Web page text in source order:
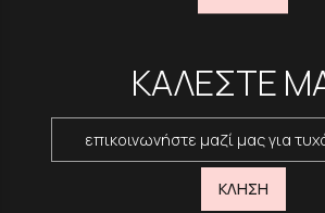
ΚΑΛΕΣΤΕ
επικοινωνήστε μαζί μας για
ΚΛΗΣΗ